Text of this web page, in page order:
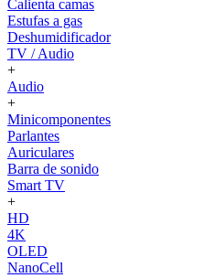
Calienta camas
Estufas a gas
Deshumidificador
TV / Audio
+
Audio
+
Minicomponentes
Parlantes
Auriculares
Barra de sonido
Smart TV
+
HD
4K
OLED
NanoCell